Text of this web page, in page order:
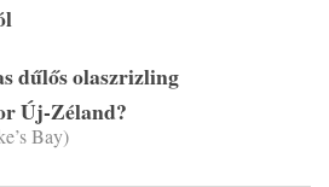
dűlős olaszrizling
Új-Zéland?
Bay)